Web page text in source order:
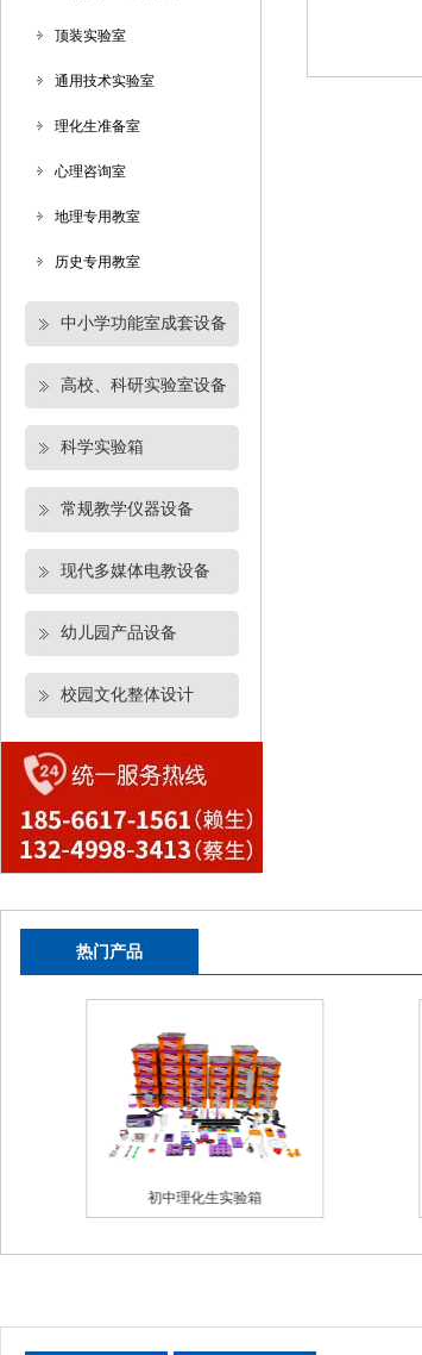
顶装实验室
通用技术实验室
理化生准备室
心理咨询室
地理专用教室
历史专用教室
中小学功能室成套设备
高校、科研实验室设备
科学实验箱
常规教学仪器设备
现代多媒体电教设备
幼儿园产品设备
校园文化整体设计
热门产品
初中理化生实验箱